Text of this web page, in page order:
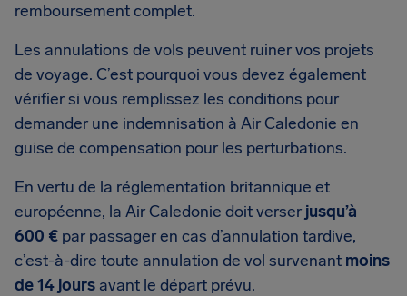
remboursement complet.
Les annulations de vols peuvent ruiner vos projets
de voyage. C’est pourquoi vous devez également
vérifier si vous remplissez les conditions pour
demander une indemnisation à Air Caledonie en
guise de compensation pour les perturbations.
En vertu de la réglementation britannique et
européenne, la Air Caledonie doit verser jusqu’à
600 € par passager en cas d’annulation tardive,
c’est-à-dire toute annulation de vol survenant moins
de 14 jours avant le départ prévu.